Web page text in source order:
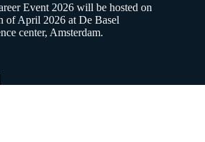
Event 2026 will be hosted on
of April 2026 at De Basel
center, Amsterdam.